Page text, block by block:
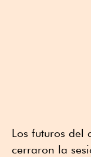
Los futuros del
cerraron la